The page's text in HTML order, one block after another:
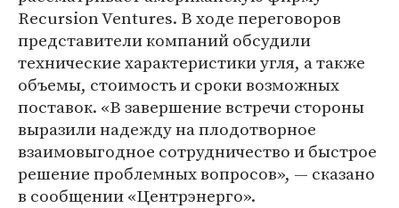
Recursion Ventures. В ходе переговоров
представители компаний обсудили
технические характеристики угля, а также
объемы, стоимость и сроки возможных
поставок. «В завершение встречи стороны
выразили надежду на плодотворное
взаимовыгодное сотрудничество и быстрое
решение проблемных вопросов», — сказано
в сообщении «Центрэнерго».